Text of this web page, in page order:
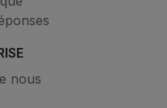
nous